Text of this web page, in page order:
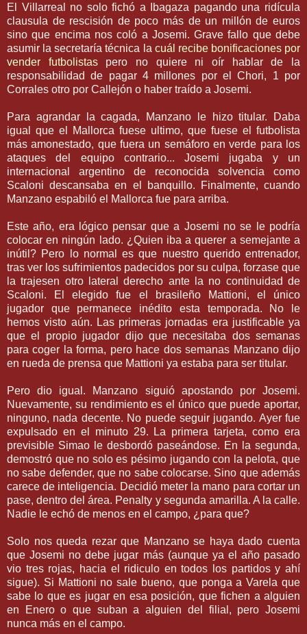
El Villarreal no solo fichó a Ibagaza pagando una ridícula
clausula de rescisión de poco más de un millón de euros
sino que encima nos coló a Josemi. Grave fallo que debe
asumir la secretaría técnica la cuál recibe bonificaciones por
vender futbolistas pero no quiere nioír hablar de la
responsabilidad de pagar 4 millones por elChori, 1 por
Corrales otro por Callejón o haber traído a Josemi.
Para agrandar la cagada, Manzano le hizo titular. Daba
igual que el
Mallorca fuese ultimo, que fuese el futbolista
más amonestado, que fuera un semáforoen verde para los
ataques del equipo contrario...Josemi jugaba y un
internacional argentino de reconocida solvencia como
Scaloni descansaba en el banquillo. Finalmente, cuando
Manzano espabiló el Mallorca fue para arriba.
Este año, era lógico pensar que a Josemi no se le podría
colocar en ningún lado. ¿Quien iba a querer a semejante a
inútil ? Pero lo normal es que nuestro querido entrenador,
tras ver los sufrimientos padecidos por su culpa, forzase que
la trajesen otro lateral derecho ante la no continuidad de
Scaloni. El elegido fue el brasileño Mattioni, el único
jugador que permanece inédito esta temporada. No le
hemos visto aún. Las primeras jornadas era justificableya
que el propio jugador dijo que necesitaba dos semanas
para coger la forma, pero hace dos semanas Manzano dijo
en rueda de prensa que Mattioni ya estaba para ser titular.
Pero dio igual. Manzano siguió apostando por Josemi.
Nuevamente, su rendimiento es el único que puede aportar,
ninguno, nada decente. No puede seguir jugando. Ayer fue
expulsado en el minuto 29. La primera tarjeta, como era
previsible Simao le desbordó paseándose. En la segunda,
demostró que no solo es pésimo jugando con la pelota, que
no sabe defender, que no sabe colocarse. Sino que además
carece de inteligencia. Decidió meter la mano para cortar un
pase,dentro delárea. Penalty y segunda amarilla. A la calle.
Nadie le echó de menos en el campo, ¿para que?
Solo nos queda rezar que Manzano se haya dado cuenta
queJosemi no debe jugar más (aunque ya el año pasado
vio tres rojas, hacia el ridiculo en todos los partidos y ahí
sigue). Si Mattioni no sale bueno, que ponga aVarela que
sabe lo que es jugar en esa posición, que fichen a alguien
en Enero o que suban a alguien del filial, pero Josemi
nunca más en el campo.